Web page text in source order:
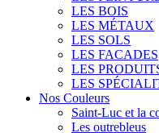
LES BOIS
LES MÉTAUX
LES SOLS
LES FACADES
LES
LES
Nos Couleurs
Saint-Luc et la
Les outrebleus